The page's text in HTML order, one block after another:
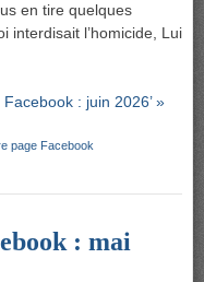
en tire quelques
interdisait l’homicide, Lui
: juin 2026’ »
page Facebook
: mai